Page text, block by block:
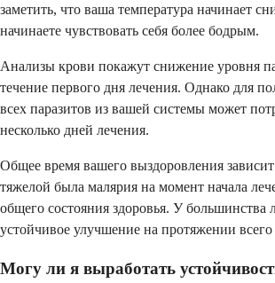
заметить, что ваша температура начинает
начинаете чувствовать себя более бодрым.
Анализы крови покажут снижение уровня
течение первого дня лечения. Однако для
всех паразитов из вашей системы может
несколько дней лечения.
Общее время вашего выздоровления зависит
тяжелой была малярия на момент начала
общего состояния здоровья. У большинства
устойчивое улучшение на протяжении всего
Могу ли я выработать